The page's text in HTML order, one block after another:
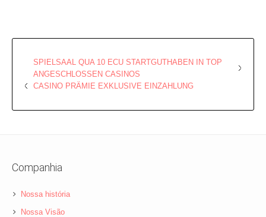
SPIELSAAL QUA 10 ECU STARTGUTHABEN IN TOP
ANGESCHLOSSEN CASINOS
CASINO PRÄMIE EXKLUSIVE EINZAHLUNG
Companhia
Nossa história
Nossa Visão